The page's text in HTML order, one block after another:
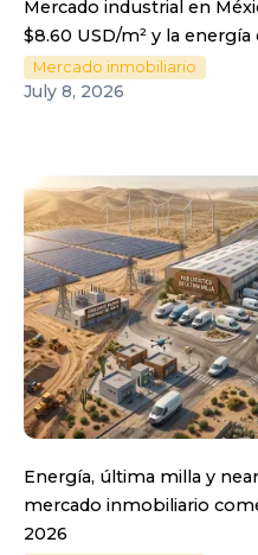
Mercado industrial en
$8.60 USD/m² y la
Mercado inmobiliario
July 8, 2026
Energía, última milla y
mercado inmobiliario
2026